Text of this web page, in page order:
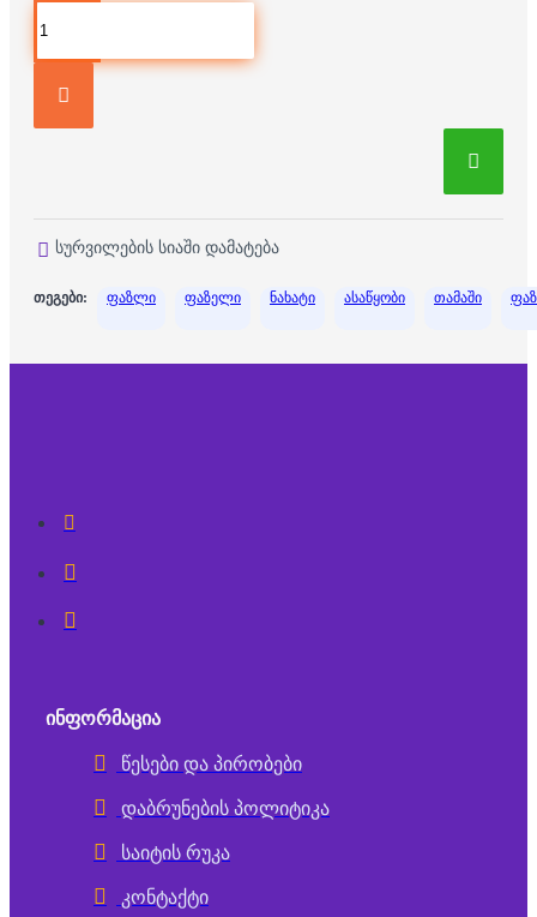
სურვილების სიაში დამატება
თეგები: ფაზლი ფაზელი ნახატი ასაწყობი თამაში
ᲘᲜᲤᲝᲠᲛᲐᲪᲘᲐ
წესები და პირობები
დაბრუნების პოლიტიკა
საიტის რუკა
კონტაქტი